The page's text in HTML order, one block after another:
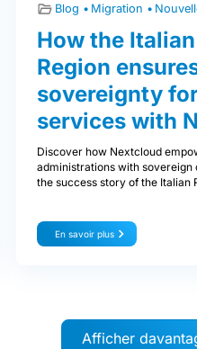
Blog
Migration
How the
Region
sovereignty
services with
Discover how Nextcloud
administrations with sovereign
the success story of the Italian
En savoir plus
Afficher